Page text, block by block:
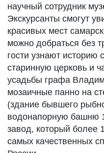
научный сотрудник
Экскурсанты смогут
красивых мест
можно добраться без
гости узнают историю
старинную церковь и
усадьбы графа
мозаичные панно на
(здание бывшего
водонапорную башню
завод, который более
самых качественных